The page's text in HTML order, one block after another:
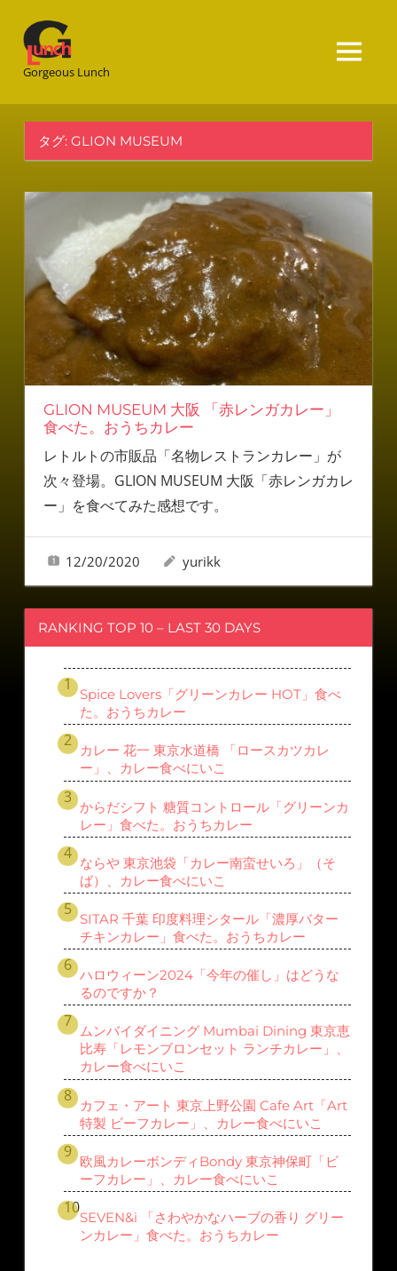
Gorgeous Lunch
タグ: GLION MUSEUM
GLION MUSEUM 大阪 「赤レンガカレー」
食べた。おうちカレー
レトルトの市販品「名物レストランカレー」が
次々登場。GLION MUSEUM 大阪「赤レンガカレ
ー」を食べてみた感想です。
12/20/2020 yurikk
RANKING TOP 10 – LAST 30 DAYS
Spice Lovers「グリーンカレー HOT」食べ
た。おうちカレー
カレー 花一 東京水道橋 「ロースカツカレ
ー」、カレー食べにいこ
からだシフト 糖質コントロール「グリーンカ
レー」食べた。おうちカレー
ならや 東京池袋「カレー南蛮せいろ」（そ
ば）、カレー食べにいこ
SITAR 千葉 印度料理シタール「濃厚バター
チキンカレー」食べた。おうちカレー
ハロウィーン2024「今年の催し」はどうな
るのですか？
ムンバイダイニング Mumbai Dining 東京恵
比寿「レモンブロンセット ランチカレー」、
カレー食べにいこ
カフェ・アート 東京上野公園 Cafe Art「Art
特製 ビーフカレー」、カレー食べにいこ
欧風カレーボンディBondy 東京神保町「ビ
ーフカレー」、カレー食べにいこ
SEVEN&i 「さわやかなハーブの香り グリー
ンカレー」食べた。おうちカレー